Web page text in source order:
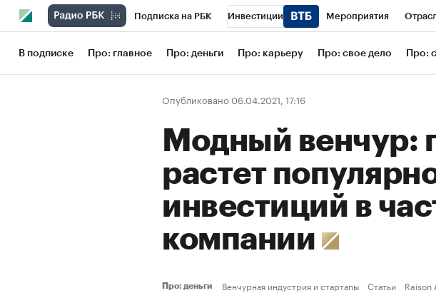
Подписка на РБК Инвестиции Мероприятия
Школа управления РБК РБК Образование
Рынок наличной валюты
В подписке Про: главное Про: деньги Про: карьеру Про: свое дело Про:
Опубликовано 06.04.2021, 17:16
Модный венчур:
растет
инвестиций в
компании
Про: деньги Венчурная индустрия и стартапы Статьи Raison